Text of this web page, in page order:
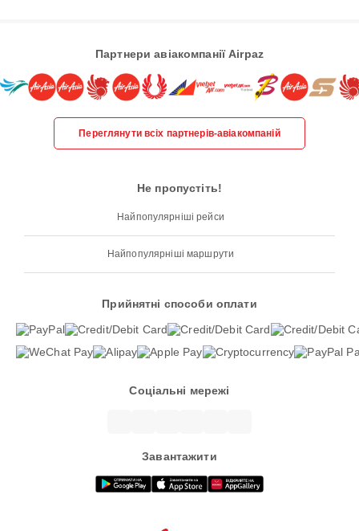
Партнери авіакомпанії Airpaz
Переглянути всіх партнерів-авіакомпаній
Не пропустіть!
Найпопулярніші рейси
Найпопулярніші маршрути
Прийнятні способи оплати
Соціальні мережі
Завантажити